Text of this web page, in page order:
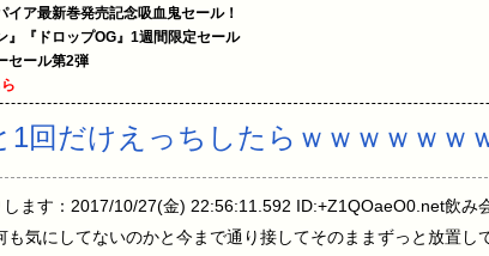
ア最新巻発売記念吸血鬼セール！
』『ドロップOG』1週間限定セール
セール第2弾
1回だけえっちしたらｗｗｗｗｗｗ
ます：2017/10/27(金) 22:56:11.592 ID:+Z1QOaeO0.net飲み
気にしてないのかと今まで通り接してそのままずっと放置し